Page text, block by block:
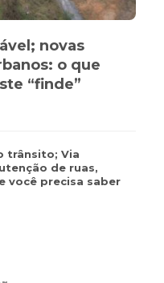
novas
o que
“finde”
trânsito; Via
de ruas,
você precisa saber